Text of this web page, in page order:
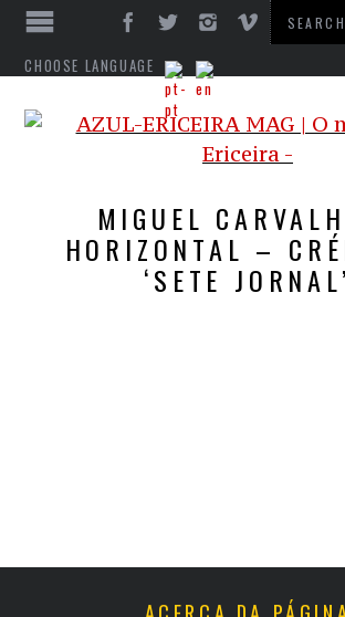
CHOOSE LANGUAGE
MIGUEL
HORIZONTAL –
‘SETE JORNAL’